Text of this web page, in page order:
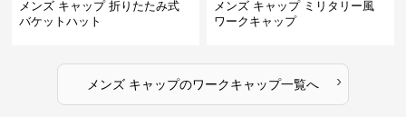
メンズ キャップ 折りたたみ式
バケットハット
メンズ キャップ ミリタリー風
ワークキャップ
メンズ キャップのワークキャップ一覧へ ›